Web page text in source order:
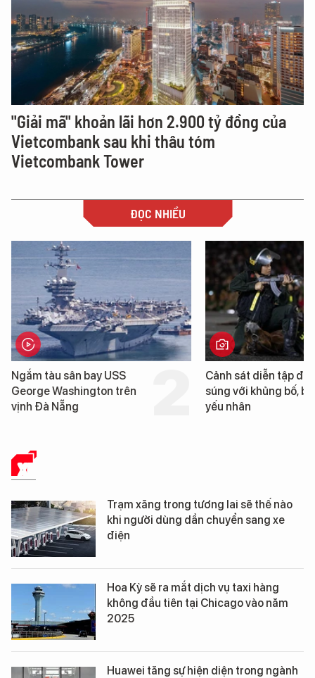
"Giải mã" khoản lãi hơn 2.900 tỷ đồng của
Vietcombank sau khi thâu tóm
Vietcombank Tower
ĐỌC NHIỀU
Cảnh sát diễn tập đấu
súng với khủng bố, bảo vệ
yếu nhân
Cận cảnh chiến
tống tàu sân
George
XE
Trạm xăng trong tương lai sẽ thế nào
khi người dùng dần chuyển sang xe
điện
Hoa Kỳ sẽ ra mắt dịch vụ taxi hàng
không đầu tiên tại Chicago vào năm
2025
Huawei tăng sự hiện diện trong ngành